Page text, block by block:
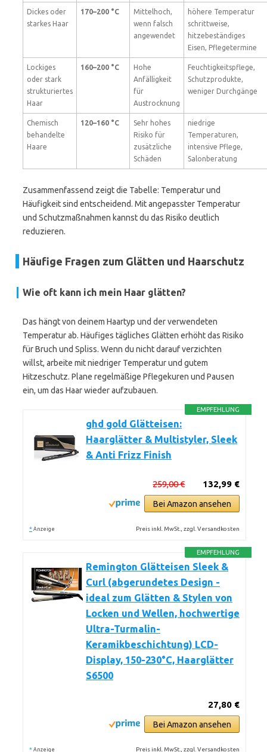
Dickes oder
starkes Haar
170–200 °C
Mittelhoch,
wenn falsch
angewendet
höhere Temperatur
schrittweise,
hitzebeständiges
Eisen, Pflegetermine
Lockiges
oder stark
strukturiertes
Haar
160–200 °C
Hohe
Anfälligkeit
für
Austrocknung
Feuchtigkeitspflege,
Schutzprodukte,
weniger Durchgänge
Chemisch
behandelte
Haare
120–160 °C
Sehr hohes
Risiko für
zusätzliche
Schäden
niedrige
Temperaturen,
intensive Pflege,
Salonberatung
Zusammenfassend zeigt die Tabelle: Temperatur und
Häufigkeit sind entscheidend. Mit angepasster Temperatur
und Schutzmaßnahmen kannst du das Risiko deutlich
reduzieren.
Häufige Fragen zum Glätten und Haarschutz
Wie oft kann ich mein Haar glätten?
Das hängt von deinem Haartyp und der verwendeten
Temperatur ab. Häufiges tägliches Glätten erhöht das Risiko
für Bruch und Spliss. Wenn du nicht darauf verzichten
willst, arbeite mit niedriger Temperatur und gutem
Hitzeschutz. Plane regelmäßige Pflegekuren und Pausen
ein, um das Haar wieder aufzubauen.
EMPFEHLUNG
ghd gold Glätteisen:
Haarglätter & Multistyler, Sleek
& Anti Frizz Finish
132,99 €
259,00 €
Bei Amazon ansehen
* Anzeige Preis inkl. MwSt., zzgl. Versandkosten
EMPFEHLUNG
Remington Glätteisen Sleek &
Curl (abgerundetes Design -
ideal zum Glätten & Stylen von
Locken und Wellen, hochwertige
Ultra-Turmalin-
Keramikbeschichtung) LCD-
Display, 150-230°C, Haarglätter
S6500
27,80 €
Bei Amazon ansehen
* Anzeige Preis inkl. MwSt., zzgl. Versandkosten